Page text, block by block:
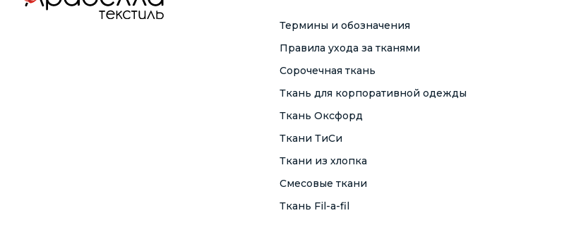
Термины и обозначения
Правила ухода за тканями
Сорочечная ткань
Ткань для корпоративной одежды
Ткань Оксфорд
Ткани ТиСи
Ткани из хлопка
Смесовые ткани
Ткань Fil-a-fil